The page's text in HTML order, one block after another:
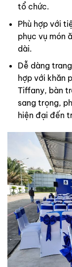
tổ chức.
Phù hợp với
phục vụ món
dài.
Dễ dàng
hợp với khăn
Tiffany, bàn
sang trọng,
hiện đại đến